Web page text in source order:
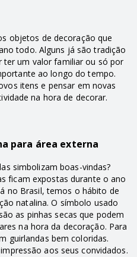
objetos de decoração que
todo. Alguns já são tradição
ter um valor familiar ou só por
ao longo do tempo.
itens e pensar em novas
na hora de decorar.
para área externa
simbolizam boas-vindas?
ficam expostas durante o ano
no Brasil, temos o hábito de
natalina. O símbolo usado
as pinhas secas que podem
na hora da decoração. Para
guirlandas bem coloridas.
aos seus convidados.